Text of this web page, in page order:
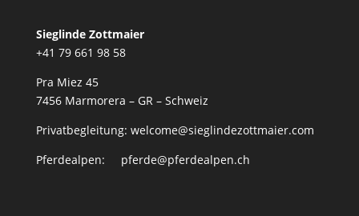
Sieglinde Zottmaier
+41 79 661 98 58
Pra Miez 45
7456 Marmorera – GR – Schweiz
Privatbegleitung: welcome@sieglindezottmaier.com
Pferdealpen: pferde@pferdealpen.ch